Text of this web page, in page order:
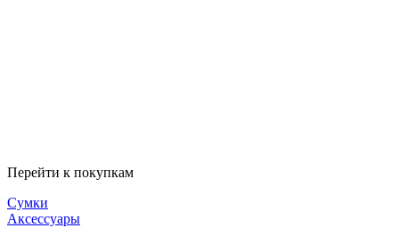
Перейти к покупкам
Сумки
Аксессуары